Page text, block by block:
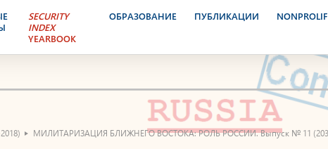
SECURITY
INDEX
YEARBOOK
ОБРАЗОВАНИЕ ПУБЛИКАЦИИ
МИЛИТАРИЗАЦИЯ БЛИЖНЕГО ВОСТОКА: РОЛЬ РОССИИ. Выпуск № 11 (203),